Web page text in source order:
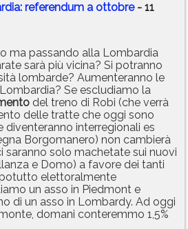
referendum a ottobre- 11
ma passando alla Lombardia
sarà più vicina? Si potranno
lombarde? Aumenteranno le
Se escludiamo la
del treno di Robi (che verrà
delle tratte che oggi sono
diventeranno interregionali es
Borgomanero) non cambierà
saranno solo machetate sui nuovi
e Domo) a favore dei tanti
elettoralmente
un asso in Piedmont e
di un asso in Lombardy. Ad oggi
domani conteremmo 1,5%